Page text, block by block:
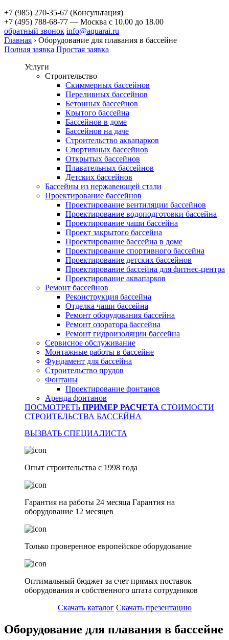
+7 (985) 270-35-67 (Консультация)
+7 (495) 788-68-77 — Москва с 10.00 до 18.00
обратный звонок info@aquarai.ru
Главная › Оборудование для плавания в бассейне
Полная заявка Простая заявка
Услуги
Строительство
Скиммерных бассейнов
Переливных бассейнов
Бетонных бассейнов
Крытого бассейна
Бассейнов в доме
Бассейнов на даче
Строительство аквапарков
Спортивных бассейнов
Открытых бассейнов
Плавательных бассейнов
Детских бассейнов
Бассейны из нержавеющей стали
Проектирование бассейнов
Проектирование вентиляции бассейнов
Проектирование водоподготовки бассейна
Проектирование чаши бассейна
Проект закрытого бассейна
Проектирование бассейна в доме
Проектирование спортивного бассейна
Проектирование детских бассейнов
Проектирование бассейна для фитнес-центра
Проектирование аквапарков
Ремонт бассейнов
Реконструкция бассейна
Отделка чаши бассейна
Ремонт оборудования бассейна
Ремонт озоратора бассейна
Ремонт гидроизоляции бассейна
Сервисное обслуживание
Монтажные работы в бассейне
Фундамент для бассейна
Строительство прудов
Фонтаны
Проектирование фонтанов
Аренда фонтанов
ПОСМОТРЕТЬ ПРИМЕР РАСЧЕТА СТОИМОСТИ
СТРОИТЕЛЬСТВА БАССЕЙНА
ВЫЗВАТЬ СПЕЦИАЛИСТА
Опыт строительства с 1998 года
Гарантия на работы 24 месяца Гарантия на
оборудование 12 месяцев
Только проверенное европейское оборудование
Оптимальный бюджет за счет прямых поставок
оборудования и собственного штата сотрудников
Скачать каталог Скачать презентацию
Оборудование для плавания в бассейне